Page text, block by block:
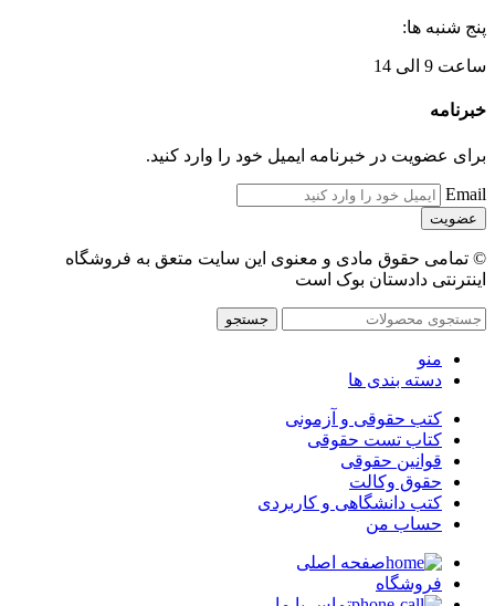
پنج شنبه ها:
ساعت 9 الی 14
خبرنامه
برای عضویت در خبرنامه ایمیل خود را وارد کنید.
Email
© تمامی حقوق مادی و معنوی این سایت متعق به فروشگاه
اینترنتی دادستان بوک است
جستجو
منو
دسته بندی ها
کتب حقوقی و آزمونی
کتاب تست حقوقی
قوانین حقوقی
حقوق وکالت
کتب دانشگاهی و کاربردی
حساب من
صفحه اصلی
فروشگاه